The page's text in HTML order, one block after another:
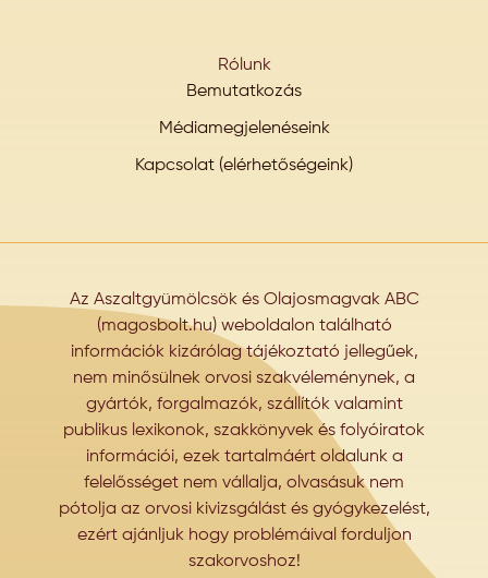
Rólunk
Bemutatkozás
Médiamegjelenéseink
Kapcsolat (elérhetőségeink)
Az Aszaltgyümölcsök és Olajosmagvak ABC
(magosbolt.hu) weboldalon található
információk kizárólag tájékoztató jellegűek,
nem minősülnek orvosi szakvéleménynek, a
gyártók, forgalmazók, szállítók valamint
publikus lexikonok, szakkönyvek és folyóiratok
információi, ezek tartalmáért oldalunk a
felelősséget nem vállalja, olvasásuk nem
pótolja az orvosi kivizsgálást és gyógykezelést,
ezért ajánljuk hogy problémáival forduljon
szakorvoshoz!